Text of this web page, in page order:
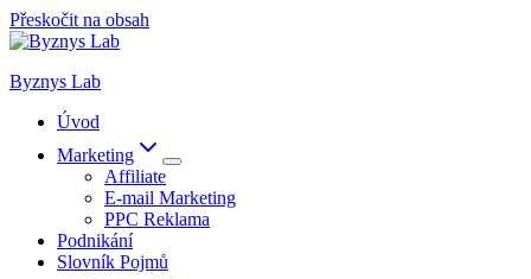
Přeskočit na obsah
Byznys Lab
Úvod
Marketing
Affiliate
E-mail Marketing
PPC Reklama
Podnikání
Slovník Pojmů